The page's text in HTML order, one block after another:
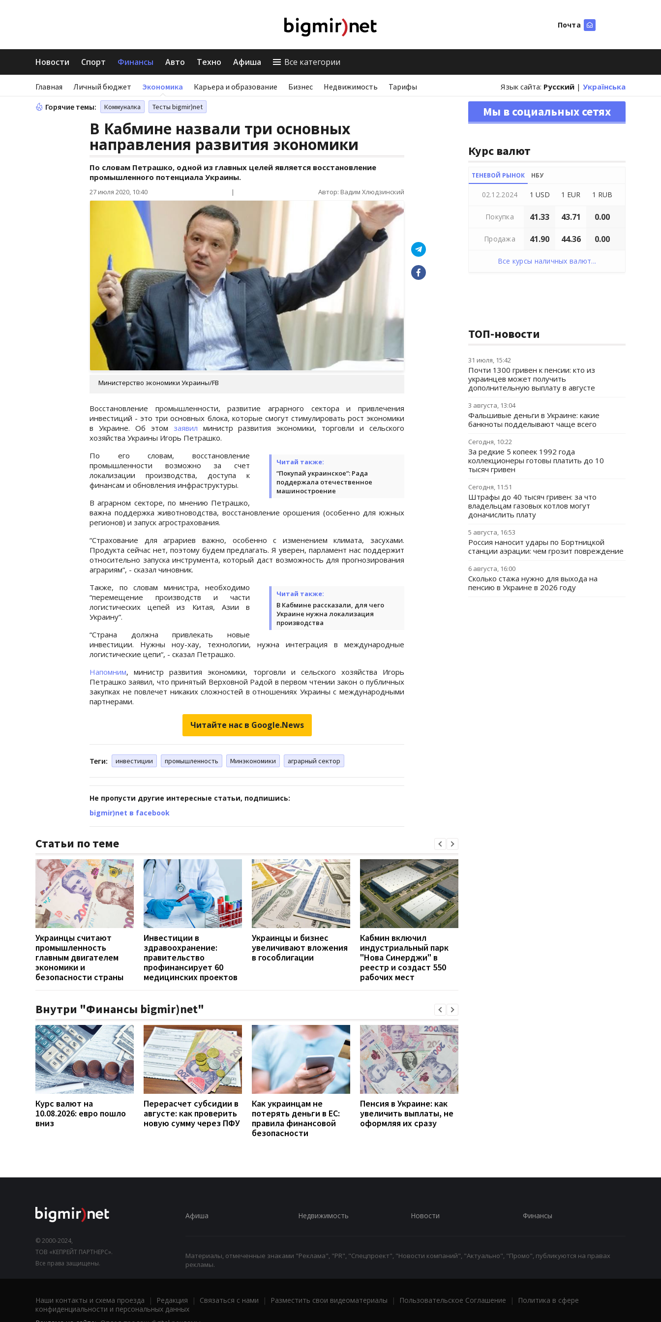
Почта
Новости Спорт Финансы Авто Техно Афиша Все категории
Главная Личный бюджет Экономика Карьера и образование Бизнес Недвижимость Тарифы Язык сайта: Русский | Українська
Горячие темы: Коммуналка Тесты bigmir)net
В Кабмине назвали три основных
направления развития экономики
По словам Петрашко, одной из главных целей является восстановление
промышленного потенциала Украины.
27 июля 2020, 10:40 | Автор: Вадим Хлюдзинский
Министерство экономики Украины/FB
Восстановление промышленности, развитие аграрного сектора и привлечения
инвестиций - это три основных блока, которые смогут стимулировать рост экономики
в Украине. Об этом заявил министр развития экономики, торговли и сельского
хозяйства Украины Игорь Петрашко.
Читай также:
“Покупай украинское“: Рада
поддержала отечественное
машиностроение
По его словам, восстановление
промышленности возможно за счет
локализации производства, доступа к
финансам и обновления инфраструктуры.
В аграрном секторе, по мнению Петрашко,
важна поддержка животноводства, восстановление орошения (особенно для южных
регионов) и запуск агрострахования.
“Страхование для аграриев важно, особенно с изменением климата, засухами.
Продукта сейчас нет, поэтому будем предлагать. Я уверен, парламент нас поддержит
относительно запуска инструмента, который даст возможность для прогнозирования
аграриям“, - сказал чиновник.
Читай также:
В Кабмине рассказали, для чего
Украине нужна локализация
производства
Также, по словам министра, необходимо
“перемещение производств и части
логистических цепей из Китая, Азии в
Украину“.
“Страна должна привлекать новые
инвестиции. Нужны ноу-хау, технологии, нужна интеграция в международные
логистические цепи“, - сказал Петрашко.
Напомним, министр развития экономики, торговли и сельского хозяйства Игорь
Петрашко заявил, что принятый Верховной Радой в первом чтении закон о публичных
закупках не повлечет никаких сложностей в отношениях Украины с международными
партнерами.
Читайте нас в Google.News
Теги: инвестиции промышленность Минэкономики аграрный сектор
Не пропусти другие интересные статьи, подпишись:
bigmir)net в facebook
Статьи по теме
Украинцы считают
промышленность
главным двигателем
экономики и
безопасности страны
Инвестиции в
здравоохранение:
правительство
профинансирует 60
медицинских проектов
Украинцы и бизнес
увеличивают вложения
в гособлигации
Кабмин включил
индустриальный парк
"Нова Синерджи" в
реестр и создаст 550
рабочих мест
Внутри "Финансы bigmir)net"
Курс валют на
10.08.2026: евро пошло
вниз
Перерасчет субсидии в
августе: как проверить
новую сумму через ПФУ
Как украинцам не
потерять деньги в ЕС:
правила финансовой
безопасности
Пенсия в Украине: как
увеличить выплаты, не
оформляя их сразу
Мы в социальных сетях
Курс валют
ТЕНЕВОЙ РЫНОК НБУ
02.12.2024 1 USD 1 EUR 1 RUB
Покупка 41.33 43.71 0.00
Продажа 41.90 44.36 0.00
Все курсы наличных валют...
ТОП-новости
31 июля, 15:42
Почти 1300 гривен к пенсии: кто из
украинцев может получить
дополнительную выплату в августе
3 августа, 13:04
Фальшивые деньги в Украине: какие
банкноты подделывают чаще всего
Сегодня, 10:22
За редкие 5 копеек 1992 года
коллекционеры готовы платить до 10
тысяч гривен
Сегодня, 11:51
Штрафы до 40 тысяч гривен: за что
владельцам газовых котлов могут
доначислить плату
5 августа, 16:53
Россия наносит удары по Бортницкой
станции аэрации: чем грозит повреждение
6 августа, 16:00
Сколько стажа нужно для выхода на
пенсию в Украине в 2026 году
© 2000-2024,
ТОВ «КЕПРЕЙТ ПАРТНЕРС».
Все права защищены.
Афиша Недвижимость Новости Финансы
Материалы, отмеченные знаками "Реклама", "PR", "Спецпроект", "Новости компаний", "Актуально", "Промо", публикуются на правах
рекламы.
Наши контакты и схема проезда | Редакция | Связаться с нами | Разместить свои видеоматериалы | Пользовательское Соглашение |
Политика в сфере
конфиденциальности и персональных данных